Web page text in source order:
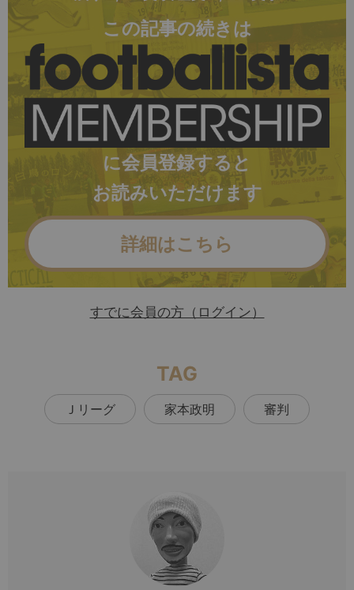
この記事の続きは
に会員登録すると
お読みいただけます
詳細はこちら
すでに会員の方（ログイン）
TAG
Ｊリーグ 家本政明 審判